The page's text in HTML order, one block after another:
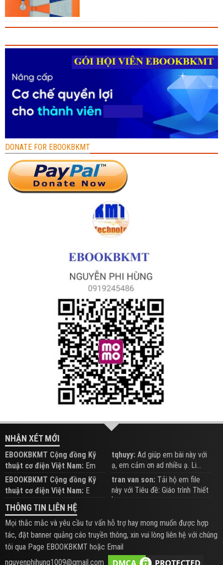
DONATE FOR EBOOKBKMT
NHẬN XÉT MỚI
EBOOKBKMT Cộng đồng Kỹ
thuật cơ điện Việt Nam: Em
đăng trên Group hỗ trợ nhé
tqhuyy: Ad giúp em bài này với
ạ, em cảm ơn ad nhiều ạ. Li...
EBOOKBKMT Cộng đồng Kỹ
thuật cơ điện Việt Nam: E
xem hỗ trợ trên Group
tran van son: Tải hộ em file
này với Tiêu đề: Giáo trình Thiết
b...
THÔNG TIN LIÊN HỆ
Mọi thắc mắc và yêu cầu tư vấn hỗ trợ hay mong muốn được hợp
tác, đặt banner quảng cáo truyền thông, xin vui lòng liên hệ với chúng
tôi qua Page EBOOKBKMT hoặc Email
nguyenphihung1009@gmail.com